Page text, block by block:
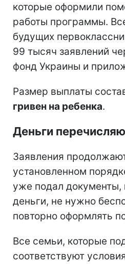
которые оформили
работы программы.
будущих
99 тысяч заявлений
фонд Украины и
Размер выплаты
гривен на ребенка.
Деньги
Заявления
установленном
уже подал документы,
деньги, не нужно
повторно оформлять
Все семьи, которые
соответствуют